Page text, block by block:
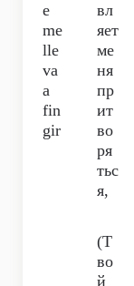
e
me
lle
va
a
fin
gir
вл
яет
ме
ня
пр
ит
во
ря
тьс
я,
(Т
во
й